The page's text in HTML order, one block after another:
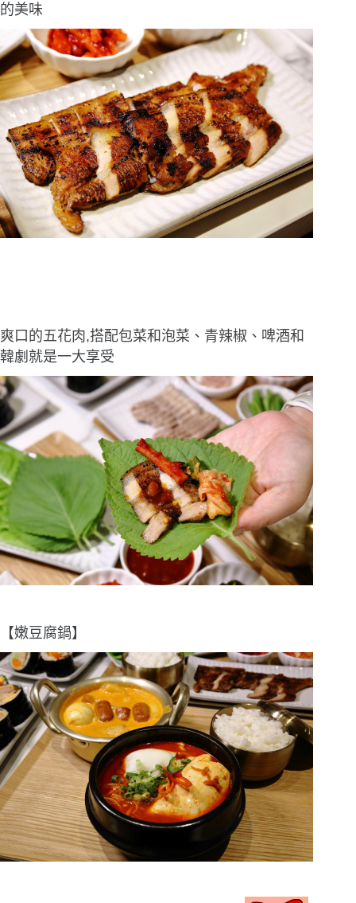
的美味
爽口的五花肉,搭配包菜和泡菜、青辣椒、啤酒和
韓劇就是一大享受
【嫩豆腐鍋】